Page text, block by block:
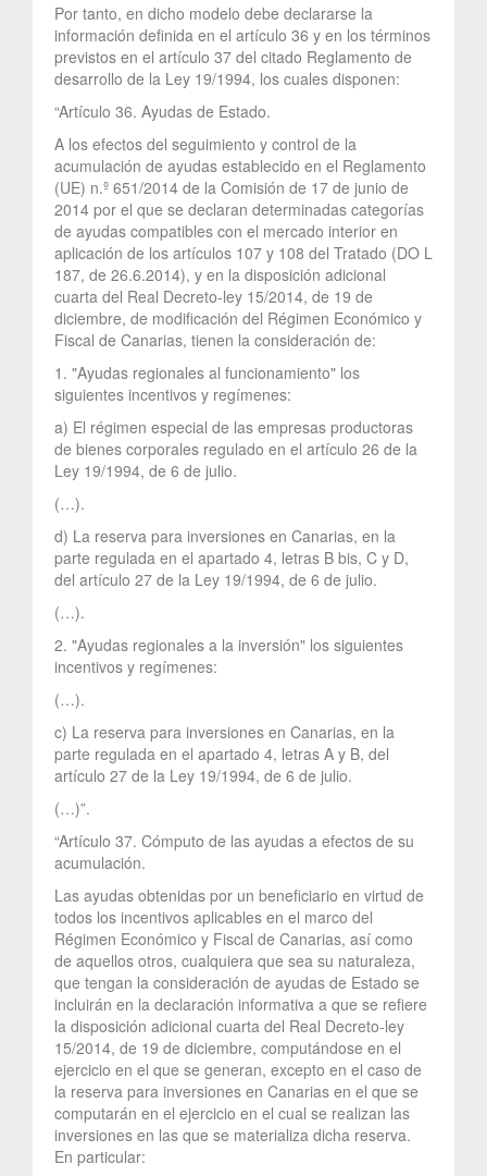
Por tanto, en dicho modelo debe declararse la
información definida en el artículo 36 y en los términos
previstos en el artículo 37 del citado Reglamento de
desarrollo de la Ley 19/1994, los cuales disponen:
“Artículo 36. Ayudas de Estado.
A los efectos del seguimiento y control de la
acumulación de ayudas establecido en el Reglamento
(UE) n.º 651/2014 de la Comisión de 17 de junio de
2014 por el que se declaran determinadas categorías
de ayudas compatibles con el mercado interior en
aplicación de los artículos 107 y 108 del Tratado (DO L
187, de 26.6.2014), y en la disposición adicional
cuarta del Real Decreto-ley 15/2014, de 19 de
diciembre, de modificación del Régimen Económico y
Fiscal de Canarias, tienen la consideración de:
1. "Ayudas regionales al funcionamiento" los
siguientes incentivos y regímenes:
a) El régimen especial de las empresas productoras
de bienes corporales regulado en el artículo 26 de la
Ley 19/1994, de 6 de julio.
(…).
d) La reserva para inversiones en Canarias, en la
parte regulada en el apartado 4, letras B bis, C y D,
del artículo 27 de la Ley 19/1994, de 6 de julio.
(…).
2. "Ayudas regionales a la inversión" los siguientes
incentivos y regímenes:
(…).
c) La reserva para inversiones en Canarias, en la
parte regulada en el apartado 4, letras A y B, del
artículo 27 de la Ley 19/1994, de 6 de julio.
(…)”.
“Artículo 37. Cómputo de las ayudas a efectos de su
acumulación.
Las ayudas obtenidas por un beneficiario en virtud de
todos los incentivos aplicables en el marco del
Régimen Económico y Fiscal de Canarias, así como
de aquellos otros, cualquiera que sea su naturaleza,
que tengan la consideración de ayudas de Estado se
incluirán en la declaración informativa a que se refiere
la disposición adicional cuarta del Real Decreto-ley
15/2014, de 19 de diciembre, computándose en el
ejercicio en el que se generan, excepto en el caso de
la reserva para inversiones en Canarias en el que se
computarán en el ejercicio en el cual se realizan las
inversiones en las que se materializa dicha reserva.
En particular: